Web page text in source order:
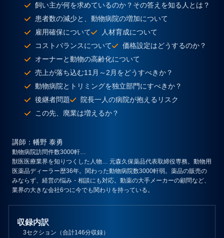
飼い主が何を求めているのか？その答えを知る人とは？
患者数の減少と、動物病院の増加について
雇用確保について
人材育成について
コストバランスについて
価格設定はどうするのか？
オーナーと動物の高齢化について
売上が落ち込む11月～2月をどうすべきか？
動物病院とトリミングを独立部門にすべきか？
後継者問題
院長一人の病院が抱えるリスク
この先、廃業は増えるか？
講師 ：幡野 泰勇
動物病院訪問件数3000軒…
獣医医療業界を知りつくした人物… 元森久保薬品代表取締役専務。動物用
医薬品ディーラー歴36年。関わった動物病院数3000軒弱。薬品の販売の
みならず、経営の悩み・相談にも対応。動薬の大手メーカーの顧問など、
業界の大きな会社6つに今でも関わりを持っている。
収録内訳
3セクション（合計146分収録）